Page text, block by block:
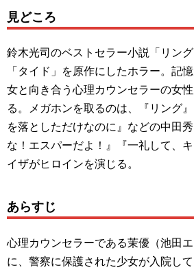
見どころ
鈴木光司のベストセラー小説「リン
「タイド」を原作にしたホラー。記
女と向き合う心理カウンセラーの女
る。メガホンを取るのは、『リング
を落としただけなのに』などの中田
な！エスパーだよ！』『一礼して、
イザがヒロインを演じる。
あらすじ
心理カウンセラーである茉優（池田
に、警察に保護された少女が入院し